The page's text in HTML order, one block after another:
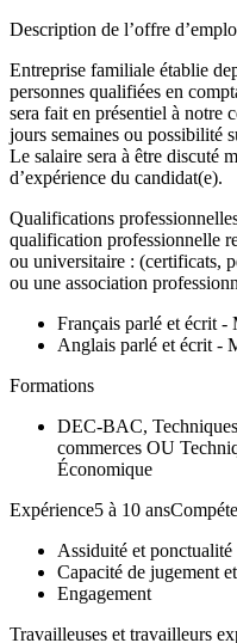
Description de l’offre
Entreprise familiale établie
personnes qualifiées en
sera fait en présentiel à notre
jours semaines ou possibilité
Le salaire sera à être discuté
d’expérience du candidat(e).
Qualifications
qualification professionnelle
ou universitaire : (certificats,
ou une association
Français parlé et écrit -
Anglais parlé et écrit -
Formations
DEC-BAC,
commerces OU
Économique
Expérience5 à 10
Assiduité et ponctualité
Capacité de jugement
Engagement
Travailleuses et travailleurs